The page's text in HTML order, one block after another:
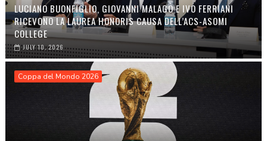
LUCIANO BUONFIGLIO, GIOVANNI MALAGÒ E IVO FERRIANI
RICEVONO LA LAUREA HONORIS CAUSA DELL’ACS-ASOMI
COLLEGE
JULY 10, 2026
Coppa del Mondo 2026